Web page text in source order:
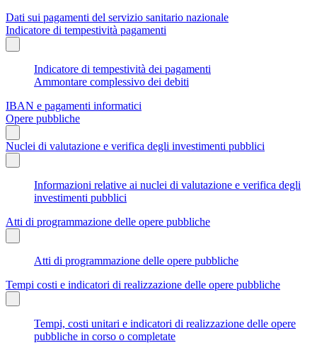
Dati sui pagamenti del servizio sanitario nazionale
Indicatore di tempestività pagamenti
Indicatore di tempestività dei pagamenti
Ammontare complessivo dei debiti
IBAN e pagamenti informatici
Opere pubbliche
Nuclei di valutazione e verifica degli investimenti pubblici
Informazioni relative ai nuclei di valutazione e verifica degli
investimenti pubblici
Atti di programmazione delle opere pubbliche
Atti di programmazione delle opere pubbliche
Tempi costi e indicatori di realizzazione delle opere pubbliche
Tempi, costi unitari e indicatori di realizzazione delle opere
pubbliche in corso o completate